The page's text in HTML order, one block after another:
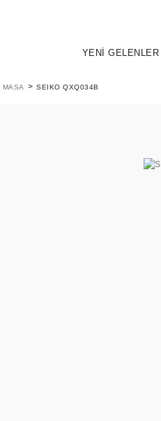
YENİ GELENLER
MASA SEIKO QXQ034B